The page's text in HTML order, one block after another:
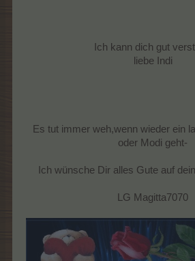
Ich kann dich gut
liebe Indi
Es tut immer weh,wenn wieder ein
oder Modi geht-
Ich wünsche Dir alles Gute auf
LG Magitta7070